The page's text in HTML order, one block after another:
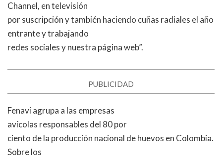
Channel, en televisión
por suscripción y también haciendo cuñas radiales el año
entrante y trabajando
redes sociales y nuestra página web”.
PUBLICIDAD
Fenavi agrupa a las empresas
avícolas responsables del 80 por
ciento de la producción nacional de huevos en Colombia.
Sobre los